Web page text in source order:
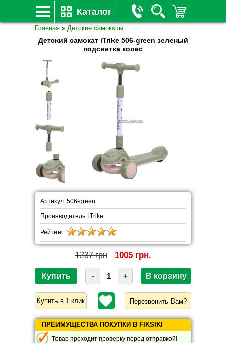
Каталог
Главная » Детские самокаты
Детский самокат iTrike 506-green зеленый
подсветка колес
Артикул: 506-green
Производитель: iTrike
Рейтинг:
1237 грн 1005 грн.
- +
Перезвонить Вам?
ПРЕИМУЩЕСТВА ПОКУПКИ В FIKSIKI
Товар проходит проверку перед отправкой!